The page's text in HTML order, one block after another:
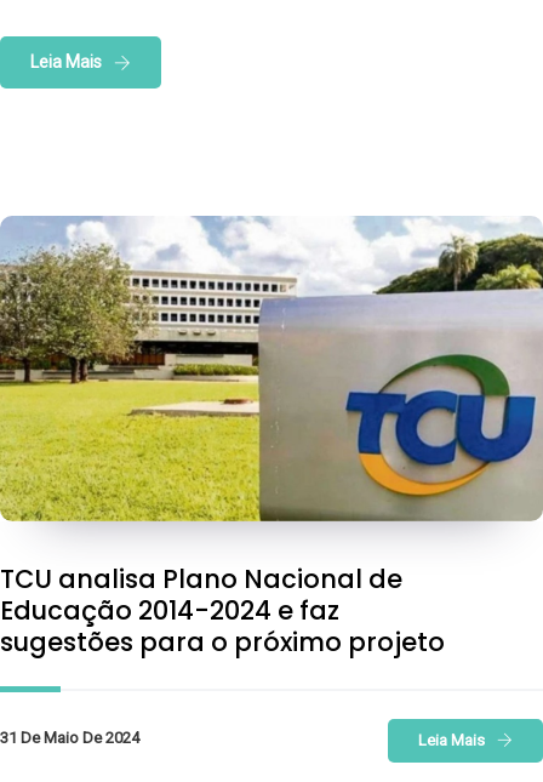
Leia Mais
TCU analisa Plano Nacional de
Educação 2014-2024 e faz
sugestões para o próximo projeto
31 De Maio De 2024 Leia Mais